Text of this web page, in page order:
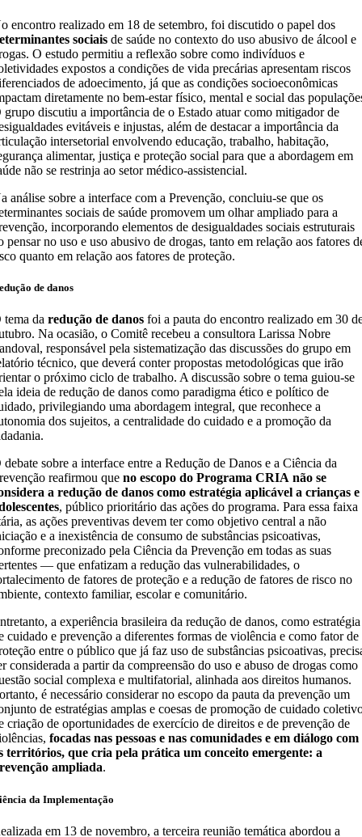
encontro realizado em 18 de setembro, foi discutido o papel dos
sociais de saúde no contexto do uso abusivo de álcool e
O estudo permitiu a reflexão sobre como indivíduos e
expostos a condições de vida precárias apresentam riscos
de adoecimento, já que as condições socioeconômicas
diretamente no bem-estar físico, mental e social das
grupo discutiu a importância de o Estado atuar como mitigador de
evitáveis e injustas, além de destacar a importância da
intersetorial envolvendo educação, trabalho, habitação,
alimentar, justiça e proteção social para que a abordagem em
não se restrinja ao setor médico-assistencial.
análise sobre a interface com a Prevenção, concluiu-se que os
sociais de saúde promovem um olhar ampliado para a
incorporando elementos de desigualdades sociais estruturais
pensar no uso e uso abusivo de drogas, tanto em relação aos fatores
quanto em relação aos fatores de proteção.
de danos
tema daredução de danos foi a pauta do encontro realizado em 30
Na ocasião, o Comitê recebeu a consultora Larissa Nobre
responsável pela sistematização das discussões do grupo em
técnico, que deverá conter propostas metodológicas que irão
o próximo ciclo de trabalho. A discussão sobre o tema guiou-se
ideia de redução de danos como paradigma ético e político de
privilegiando uma abordagem integral, que reconhece a
dos sujeitos, a centralidade do cuidado e a promoção da
debate sobre a interface entre a Redução de Danos e a Ciência da
reafirmou queno escopo do Programa CRIA não se
a redução de danos como estratégia aplicável a crianças e
, público prioritário das ações do programa. Para essa faixa
as ações preventivas devem ter como objetivo central a não
e a inexistência de consumo de substâncias psicoativas,
preconizado pela Ciência da Prevenção em todas as suas
— que enfatizam a redução das vulnerabilidades, o
de fatores de proteção e a redução de fatores de risco no
contexto familiar, escolar e comunitário.
a experiência brasileira da redução de danos, como estratégia
cuidado e prevenção a diferentes formas de violência e como fator de
entre o público que já faz uso de substâncias psicoativas,
considerada a partir da compreensão do uso e abuso de drogas como
social complexa e multifatorial, alinhada aos direitos humanos.
é necessário considerar no escopo da pauta da prevenção um
de estratégias amplas e coesas de promoção de cuidado
criação de oportunidades de exercício de direitos e de prevenção de
focadas nas pessoas e nas comunidades e em diálogo com
territórios, que cria pela prática um conceito emergente: a
ampliada.
da Implementação
em 13 de novembro, a terceira reunião temática abordou a